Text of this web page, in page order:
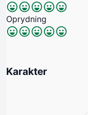
Oprydning
Karakter